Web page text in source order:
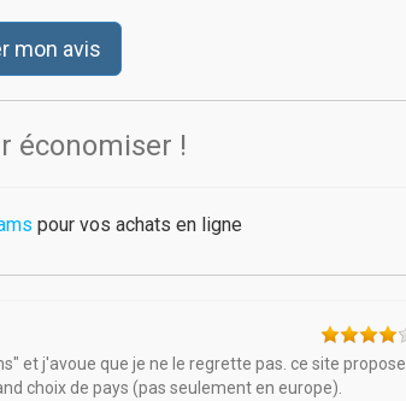
mon avis
économiser !
pour vos achats en ligne
et j'avoue que je ne le regrette pas. ce site propose
choix de pays (pas seulement en europe).